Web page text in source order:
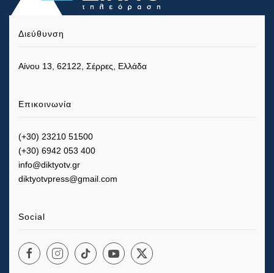
Διεύθυνση
Αίνου 13, 62122, Σέρρες, Ελλάδα
Επικοινωνία
(+30) 23210 51500
(+30) 6942 053 400
info@diktyotv.gr
diktyotvpress@gmail.com
Social